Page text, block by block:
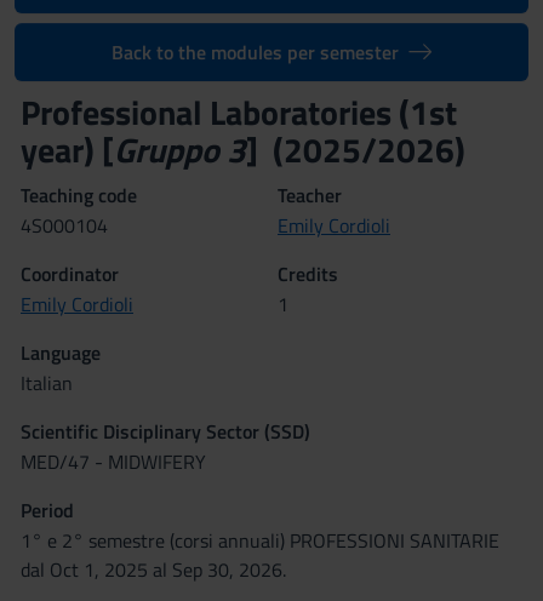
Back to the modules per semester
Professional Laboratories (1st
year) [Gruppo 3] (2025/2026)
Teaching code
4S000104
Teacher
Emily Cordioli
Coordinator
Emily Cordioli
Credits
1
Language
Italian
Scientific Disciplinary Sector (SSD)
MED/47 - MIDWIFERY
Period
1° e 2° semestre (corsi annuali) PROFESSIONI SANITARIE
dal Oct 1, 2025 al Sep 30, 2026.